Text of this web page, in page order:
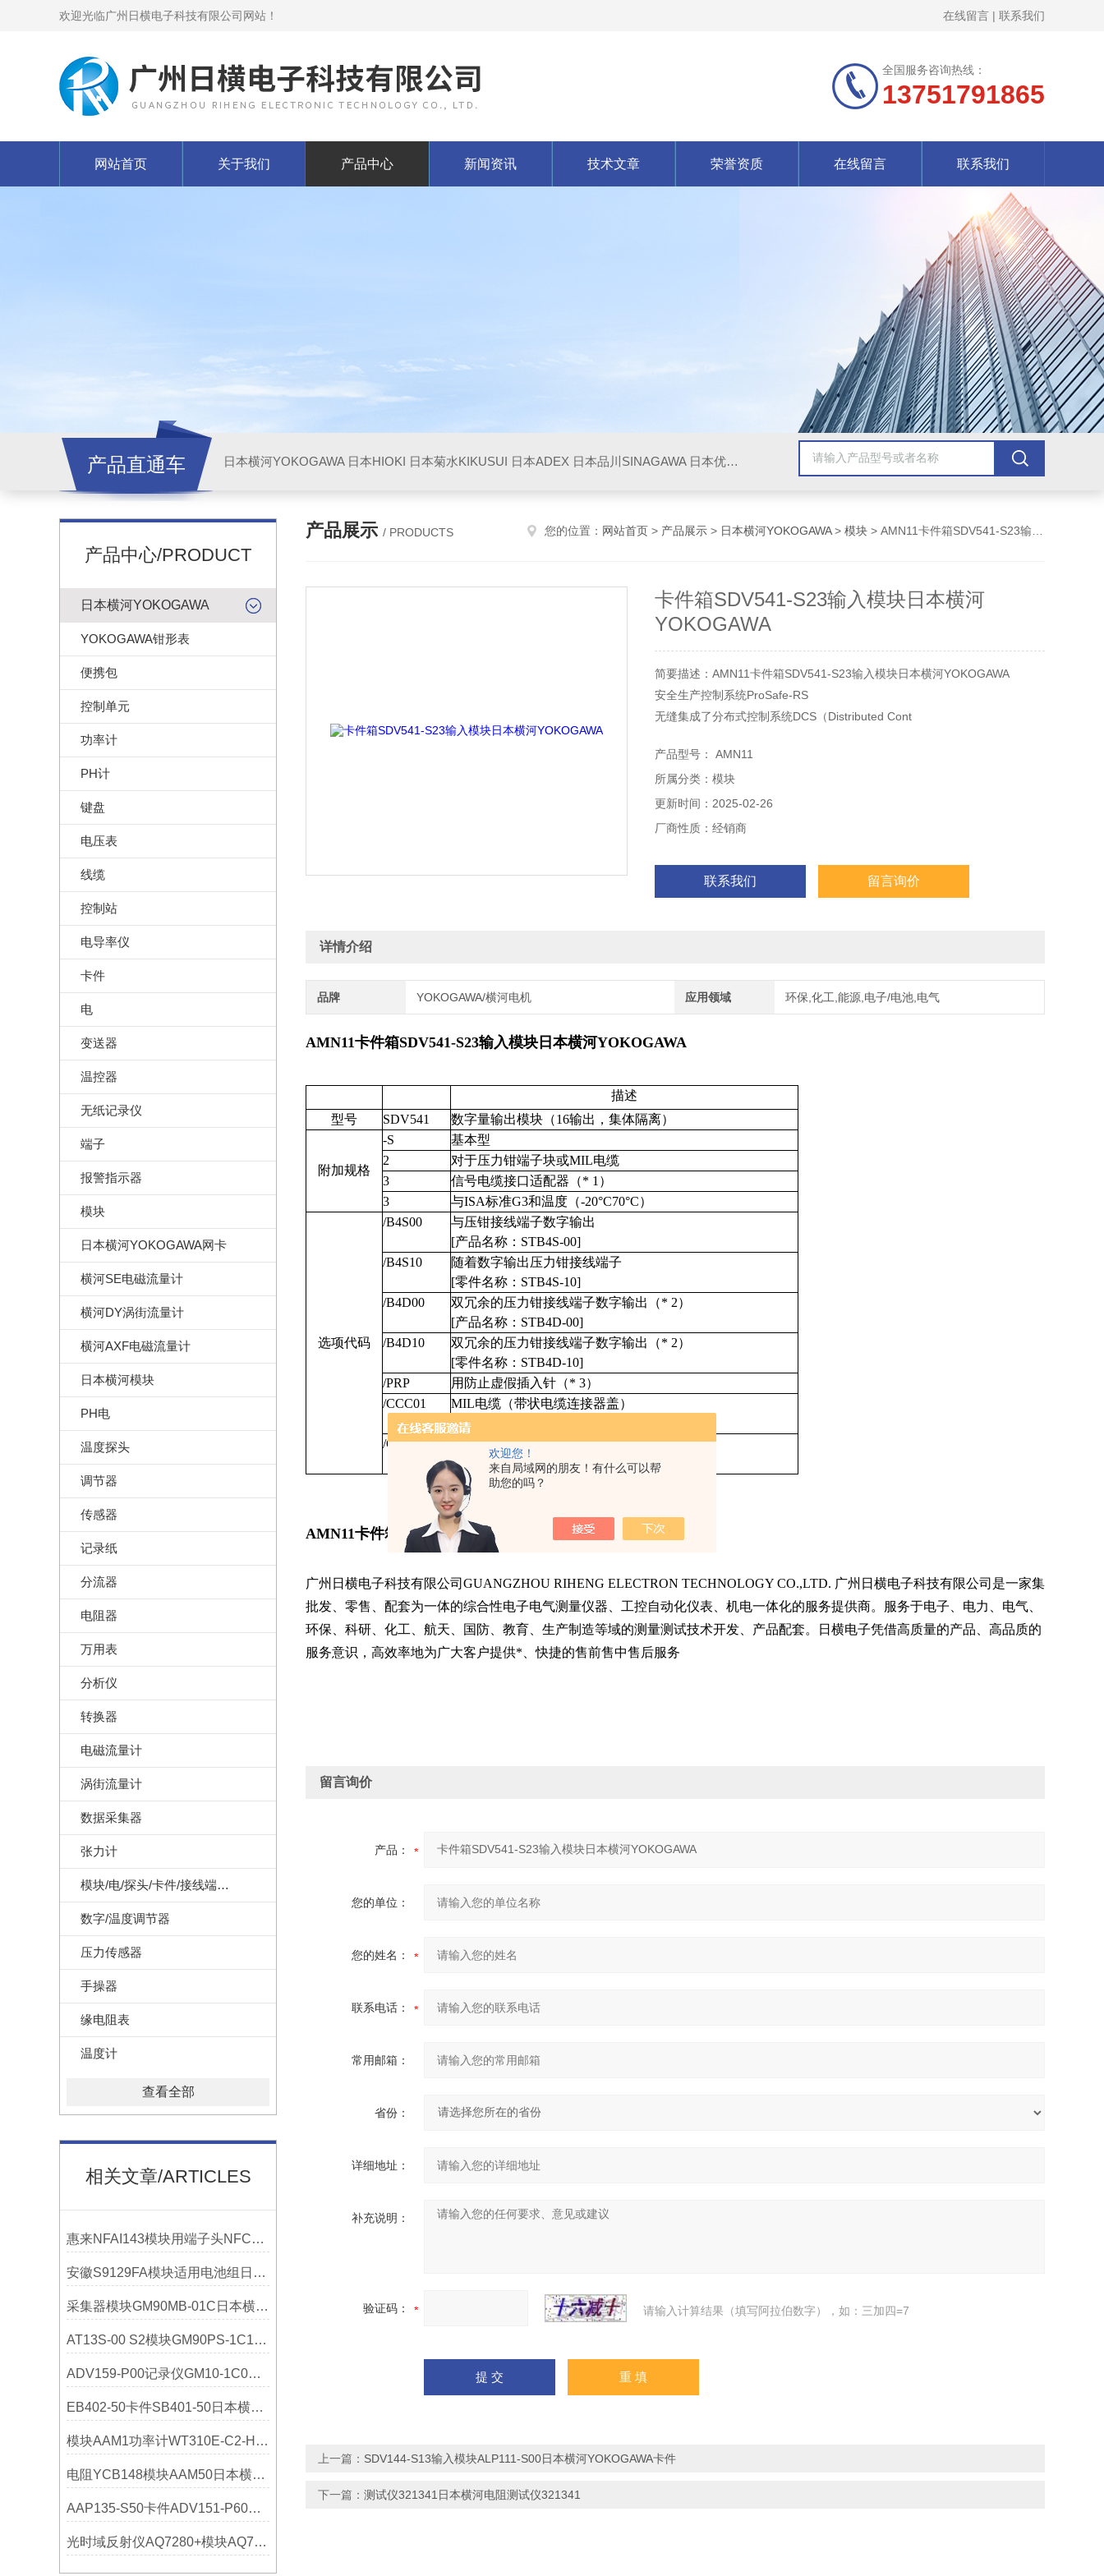
欢迎您！
来自局域网的朋友！有什么可以帮
助您的吗？
欢迎光临广州日横电子科技有限公司网站！ 在线留言 | 联系我们
全国服务咨询热线：
13751791865
网站首页 关于我们 产品中心 新闻资讯 技术文章 荣誉资质 在线留言 联系我们
产品直通车 日本横河YOKOGAWA 日本HIOKI 日本菊水KIKUSUI 日本ADEX 日本品川SINAGAWA 日本优利UNITTA 美国安捷伦Agilent 美国泰克Tektronix 美国罗斯蒙/艾默生
产品中心/PRODUCT
日本横河YOKOGAWA
YOKOGAWA钳形表
便携包
控制单元
功率计
PH计
键盘
电压表
线缆
控制站
电导率仪
卡件
电
变送器
温控器
无纸记录仪
端子
报警指示器
模块
日本横河YOKOGAWA网卡
横河SE电磁流量计
横河DY涡街流量计
横河AXF电磁流量计
日本横河模块
PH电
温度探头
调节器
传感器
记录纸
分流器
电阻器
万用表
分析仪
转换器
电磁流量计
涡街流量计
数据采集器
张力计
模块/电/探头/卡件/接线端子/记录纸
数字/温度调节器
压力传感器
手操器
缘电阻表
温度计
查看全部
相关文章/ARTICLES
惠来NFAI143模块用端子头NFCCC01横河YOKOGAWA应用
安徽S9129FA模块适用电池组日本横河YOKOGAWA技术参数
采集器模块GM90MB-01C日本横河YOKOGAWA选购指南
AT13S-00 S2模块GM90PS-1C1H0横河YOKOGAWA
ADV159-P00记录仪GM10-1C0横河YOKOGAWA技术参数
EB402-50卡件SB401-50日本横河YOKOGAWA技术参数
模块AAM1功率计WT310E-C2-H/C7横河YOKOGAWA参数
电阻YCB148模块AAM50日本横河YOKOGAWA技术参数
AAP135-S50卡件ADV151-P60横河YOKOGAWA参数
光时域反射仪AQ7280+模块AQ7282A横河YOKOGAWA参数
产品展示 / PRODUCTS 您的位置： 网站首页 > 产品展示 > 日本横河YOKOGAWA> 模块 > AMN11卡件箱SDV541-S23输入模块日本横河YOKOGAWA
卡件箱SDV541-S23输入模块日本横河
YOKOGAWA
简要描述：AMN11卡件箱SDV541-S23输入模块日本横河YOKOGAWA
安全生产控制系统ProSafe-RS
无缝集成了分布式控制系统DCS（Distributed Cont
厂自动化设计、提高了设备的集成化程度。
产品型号： AMN11
所属分类：模块
更新时间：2025-02-26
厂商性质：经销商
联系我们 留言询价
详情介绍
品牌 YOKOGAWA/横河电机 应用领域 环保,化工,能源,电子/电池,电气
AMN11卡件箱SDV541-S23输入模块日本横河YOKOGAWA
描述
型号
SDV541 数字量输出模块（16输出，集体隔离）
附加规格
-S
基本型
2
对于压力钳端子块或MIL电缆
3
信号电缆接口适配器（* 1）
3
与ISA标准G3和温度（-20°C70°C）
选项代码
/B4S00
与压钳接线端子数字输出
[产品名称：STB4S-00]
/B4S10
随着数字输出压力钳接线端子
[零件名称：STB4S-10]
/B4D00
双冗余的压力钳接线端子数字输出（* 2）
[产品名称：STB4D-00]
/B4D10
双冗余的压力钳接线端子数字输出（* 2）
[零件名称：STB4D-10]
/PRP
用防止虚假插入针（* 3）
/CCC01
MIL电缆（带状电缆连接器盖）
[产品名称：SCCC01]
/CCC02
MIL电缆连接器盖（分离电缆）
[产品名称：SCCC02]
AMN11卡件箱SDV541-S23输入模块日本横河YOKOGAWA
广州日横电子科技有限公司GUANGZHOU RIHENG ELECTRON TECHNOLOGY CO.,LTD. 广州日横电子科技有限公司是一家集
批发、零售、配套为一体的综合性电子电气测量仪器、工控自动化仪表、机电一体化的服务提供商。服务于电子、电力、电气、
环保、科研、化工、航天、国防、教育、生产制造等域的测量测试技术开发、产品配套。日横电子凭借高质量的产品、高品质的
服务意识，高效率地为广大客户提供*、快捷的售前售中售后服务
留言询价
产品：
您的单位：
您的姓名：
联系电话：
常用邮箱：
省份：
详细地址：
补充说明：
验证码： 请输入计算结果（填写阿拉伯数字），如：三加四=7
上一篇： SDV144-S13输入模块ALP111-S00日本横河YOKOGAWA卡件
下一篇： 测试仪321341日本横河电阻测试仪321341